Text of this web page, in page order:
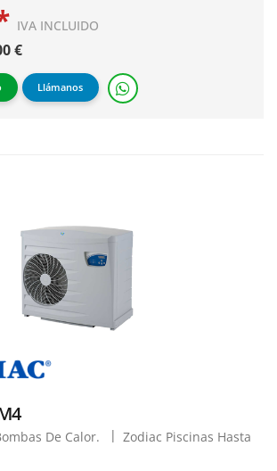
IVA INCLUIDO
€
Llámanos
De Calor.
Zodiac Piscinas Hasta